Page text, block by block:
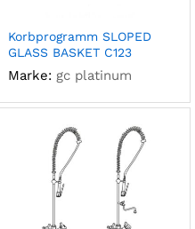
Korbprogramm SLOPED
GLASS BASKET C123
Marke: gc platinum